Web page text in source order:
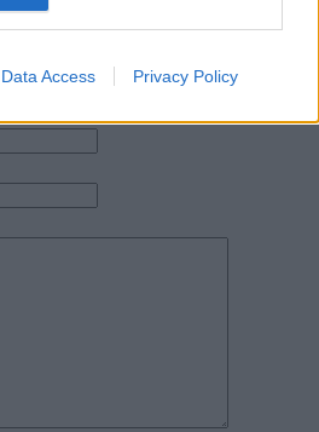
Data Access Privacy Policy
Required fields are marked*